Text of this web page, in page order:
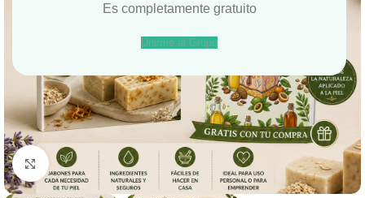
Es completamente gratuito
Unirme al Grupo
Haga Click para agrandar